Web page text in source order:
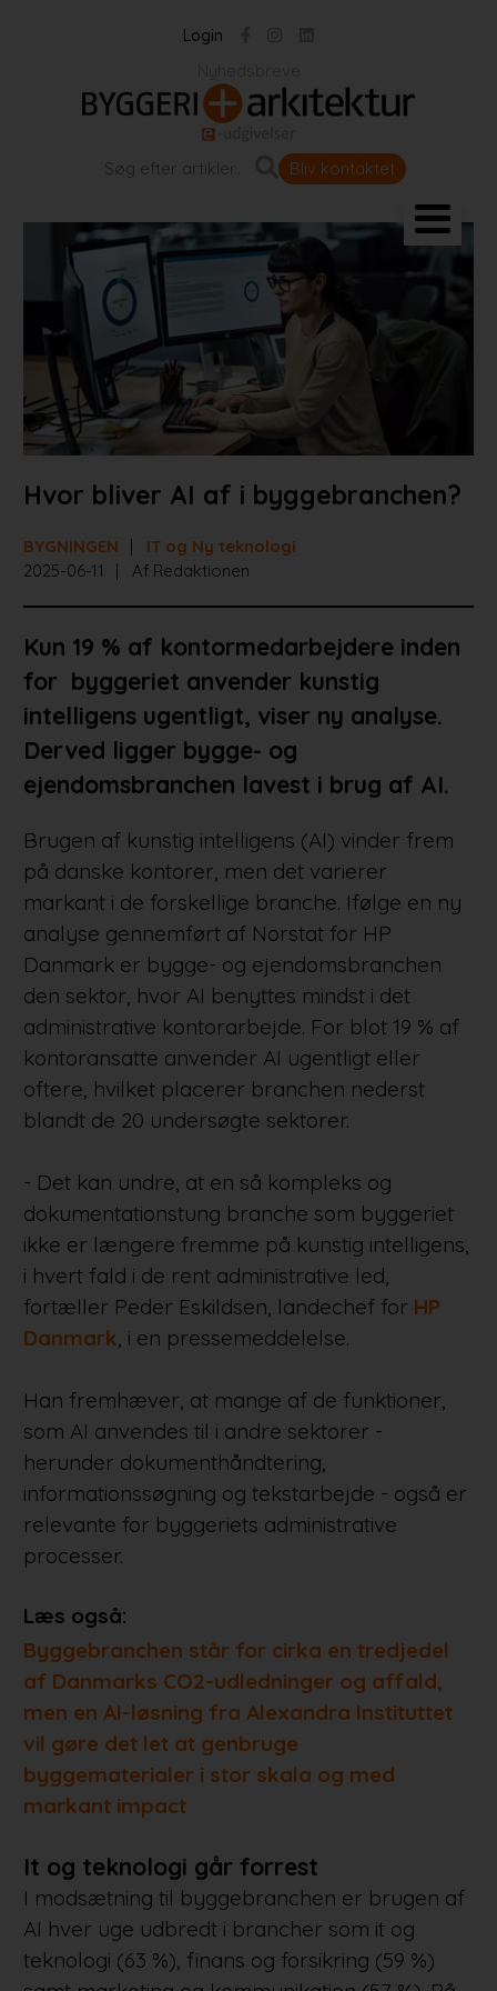
Login
Bliv kontaktet
Landskab og byrum
Bygningen
Projekter
Portrætter
Partnere
Hvor bliver AI af i byggebranchen?
BYGNINGEN
IT og Ny teknologi
2025-06-11
Af Redaktionen
Kun 19 % af kontormedarbejdere inden
for byggeriet anvender kunstig
intelligens ugentligt, viser ny analyse.
Derved ligger bygge- og
ejendomsbranchen lavest i brug af AI.
Brugen af kunstig intelligens (AI) vinder frem
på danske kontorer, men det varierer
markant i de forskellige branche. Ifølge en ny
analyse gennemført af Norstat for HP
Danmark er bygge- og ejendomsbranchen
den sektor, hvor AI benyttes mindst i det
administrative kontorarbejde. For blot 19 % af
kontoransatte anvender AI ugentligt eller
oftere, hvilket placerer branchen nederst
blandt de 20 undersøgte sektorer.
- Det kan undre, at en så kompleks og
dokumentationstung branche som byggeriet
ikke er længere fremme på kunstig intelligens,
i hvert fald i de rent administrative led,
fortæller Peder Eskildsen, landechef for HP
Danmark , i en pressemeddelelse.
Han fremhæver, at mange af de funktioner,
som AI anvendes til i andre sektorer -
herunder dokumenthåndtering,
informationssøgning og tekstarbejde - også er
relevante for byggeriets administrative
processer.
Læs også:
Byggebranchen står for cirka en tredjedel
af Danmarks CO2-udledninger og affald,
men en AI-løsning fra Alexandra Instituttet
vil gøre det let at genbruge
byggematerialer i stor skala og med
markant impact
It og teknologi går forrest
I modsætning til byggebranchen er brugen af
AI hver uge udbredt i brancher som it og
teknologi (63 %), finans og forsikring (59 %)